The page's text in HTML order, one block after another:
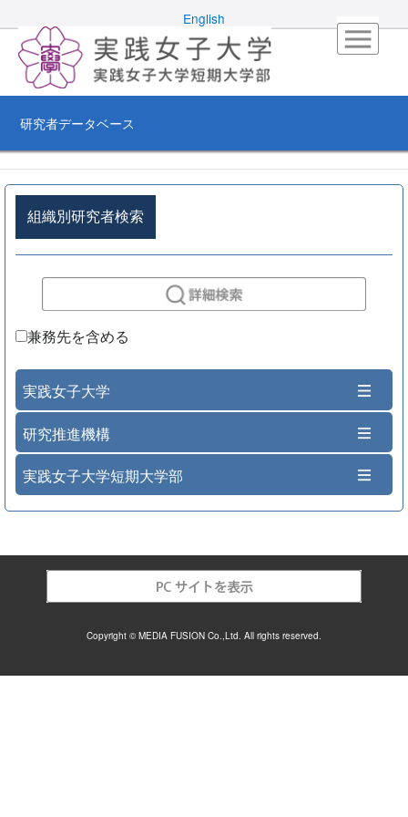
English
研究者データベース
組織別研究者検索
兼務先を含める
実践女子大学
研究推進機構
実践女子大学短期大学部
Copyright © MEDIA FUSION Co.,Ltd. All rights reserved.